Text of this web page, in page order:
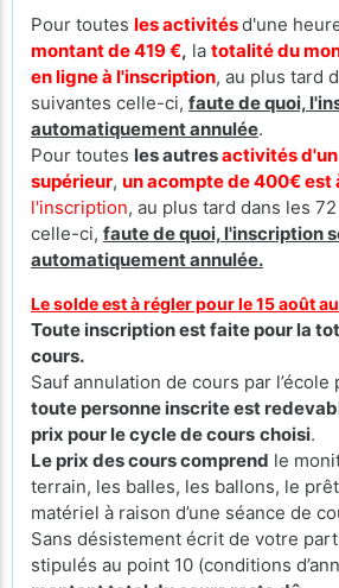
Pour toutes les activitésd'une
montant de 419 €, la totalité du
en ligne à l'inscription, au plus tard
suivantes celle-ci, faute de quoi,
automatiquement annulée.
Pour toutes les autresactivités
supérieur, un acompte de 400€ est
l'inscription, au plus tard dans les
celle-ci, faute de quoi, l'inscription
automatiquement annulée.
Le solde est à régler pour le 15 août
Toute inscription est faite pour la
cours.
Sauf annulation de cours par
toute personne inscrite est
prix pour le cycle de cours choisi.
Le prix des cours comprend le
terrain, les balles, les ballons, le
matériel à raison d’une séance de
Sans désistement écrit de votre
stipulés au point 10 (conditions